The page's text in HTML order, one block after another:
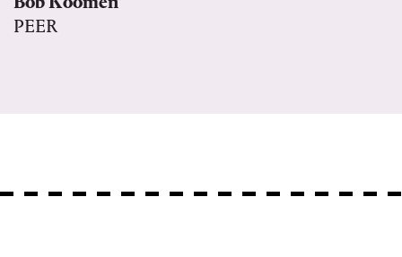
PEER